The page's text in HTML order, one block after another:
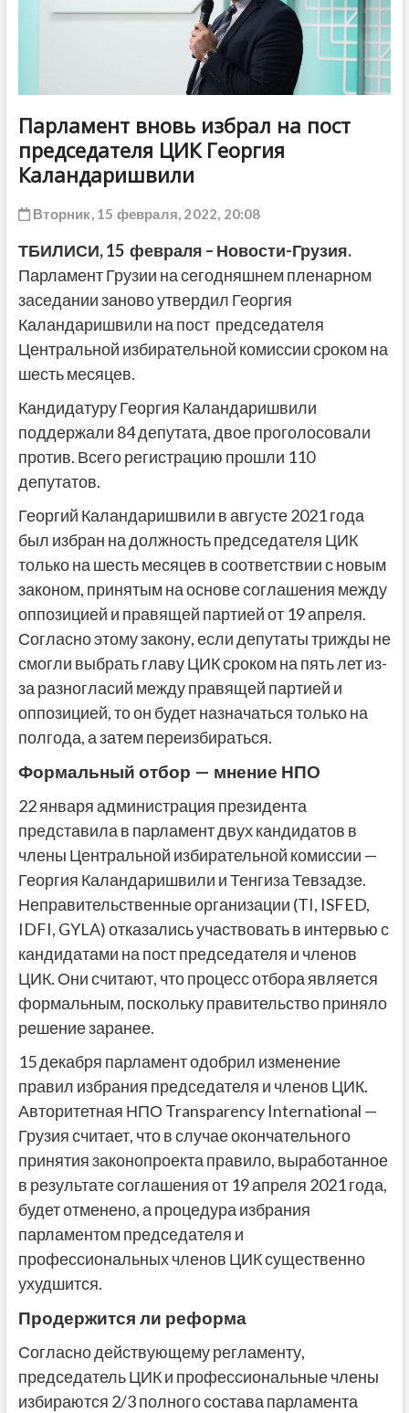
Парламент вновь избрал на пост
председателя ЦИК Георгия
Каландаришвили
Вторник, 15 февраля, 2022, 20:08
ТБИЛИСИ, 15 февраля – Новости-Грузия.
Парламент Грузии на сегодняшнем пленарном
заседании заново утвердил Георгия
Каландаришвили на пост председателя
Центральной избирательной комиссии сроком на
шесть месяцев.
Кандидатуру Георгия Каландаришвили
поддержали 84 депутата, двое проголосовали
против. Всего регистрацию прошли 110
депутатов.
Георгий Каландаришвили в августе 2021 года
был избран на должность председателя ЦИК
только на шесть месяцев в соответствии с новым
законом, принятым на основе соглашения между
оппозицией и правящей партией от 19 апреля.
Согласно этому закону, если депутаты трижды не
смогли выбрать главу ЦИК сроком на пять лет из-
за разногласий между правящей партией и
оппозицией, то он будет назначаться только на
полгода, а затем переизбираться.
Формальный отбор — мнение НПО
22 января администрация президента
представила в парламент двух кандидатов в
члены Центральной избирательной комиссии —
Георгия Каландаришвили и Тенгиза Тевзадзе.
Неправительственные организации (TI, ISFED,
IDFI, GYLA) отказались участвовать в интервью с
кандидатами на пост председателя и членов
ЦИК. Они считают, что процесс отбора является
формальным, поскольку правительство приняло
решение заранее.
15 декабря парламент одобрил изменение
правил избрания председателя и членов ЦИК.
Авторитетная НПО Transparency International —
Грузия считает, что в случае окончательного
принятия законопроекта правило, выработанное
в результате соглашения от 19 апреля 2021 года,
будет отменено, а процедура избрания
парламентом председателя и
профессиональных членов ЦИК существенно
ухудшится.
Продержится ли реформа
Согласно действующему регламенту,
председатель ЦИК и профессиональные члены
избираются 2/3 полного состава парламента